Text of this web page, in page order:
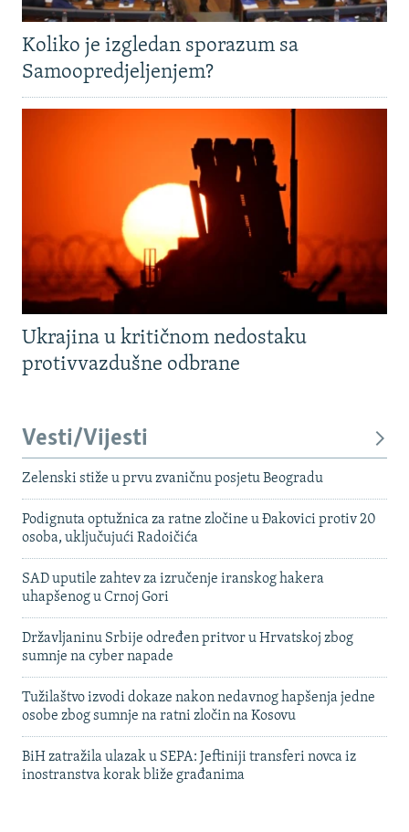
Koliko je izgledan sporazum sa
Samoopredjeljenjem?
Ukrajina u kritičnom nedostaku
protivvazdušne odbrane
Vesti/Vijesti
Zelenski stiže u prvu zvaničnu posjetu Beogradu
Podignuta optužnica za ratne zločine u Đakovici protiv 20
osoba, uključujući Radoičića
SAD uputile zahtev za izručenje iranskog hakera
uhapšenog u Crnoj Gori
Državljaninu Srbije određen pritvor u Hrvatskoj zbog
sumnje na cyber napade
Tužilaštvo izvodi dokaze nakon nedavnog hapšenja jedne
osobe zbog sumnje na ratni zločin na Kosovu
BiH zatražila ulazak u SEPA: Jeftiniji transferi novca iz
inostranstva korak bliže građanima